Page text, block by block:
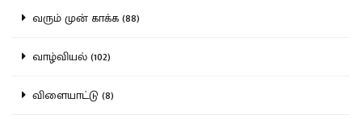
வரும் முன் காக்க (88)
வாழ்வியல் (102)
விளையாட்டு (8)